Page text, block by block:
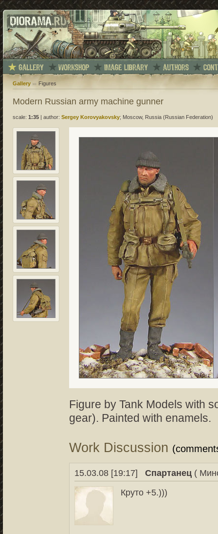
Gallery Figures
Modern Russian army machine gunner
scale: 1:35 author: Sergey Korovyakovsky; Moscow, Russia (Russian Federation)
Figure by Tank Models with
gear). Painted with enamels.
Work Discussion
15.03.08 [19:17] Спартанец (
Круто +5.)))